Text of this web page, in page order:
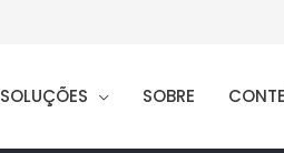
SOLUÇÕES SOBRE